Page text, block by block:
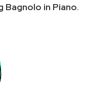
Bagnolo in Piano.